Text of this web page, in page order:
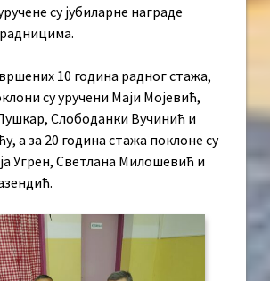
су јубиларне награде
10 година радног стажа,
су уручени Маји Мојевић,
Слободанки Вучинић и
а за 20 година стажа поклоне су
Угрен, Светлана Милошевић и